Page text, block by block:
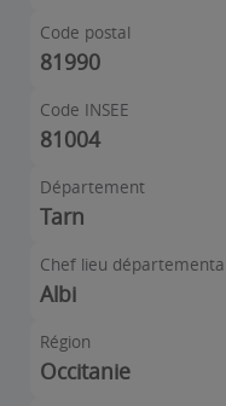
Code postal
81990
Code INSEE
81004
Département
Tarn
Chef lieu départemental
Albi
Région
Occitanie